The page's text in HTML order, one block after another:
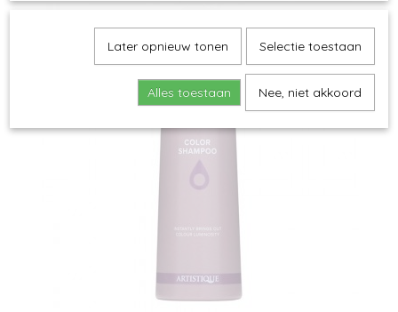
Later opnieuw tonen Selectie toestaan
Alles toestaan Nee, niet akkoord